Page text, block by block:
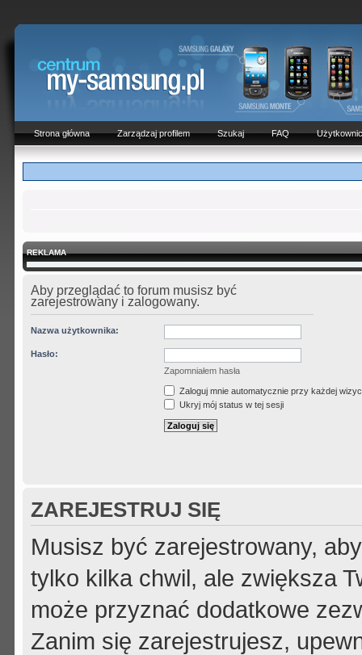
Strona główna Zarządzaj profilem Szukaj FAQ
REKLAMA
Aby przeglądać to forum musisz być
zarejestrowany i zalogowany.
Nazwa użytkownika:
Hasło:
Zapomniałem hasła
Zaloguj mnie automatycznie przy każdej
Ukryj mój status w tej sesji
ZAREJESTRUJ SIĘ
Musisz być zarejestrowany,
tylko kilka chwil, ale zwiększa
może przyznać dodatkowe
Zanim się zarejestrujesz,